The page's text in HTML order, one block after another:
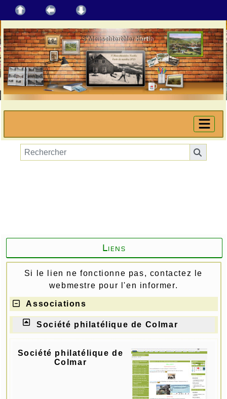
Liens
Si le lien ne fonctionne pas, contactez le
webmestre pour l'en informer.
Associations
Société philatélique de Colmar
Société philatélique de
Colmar